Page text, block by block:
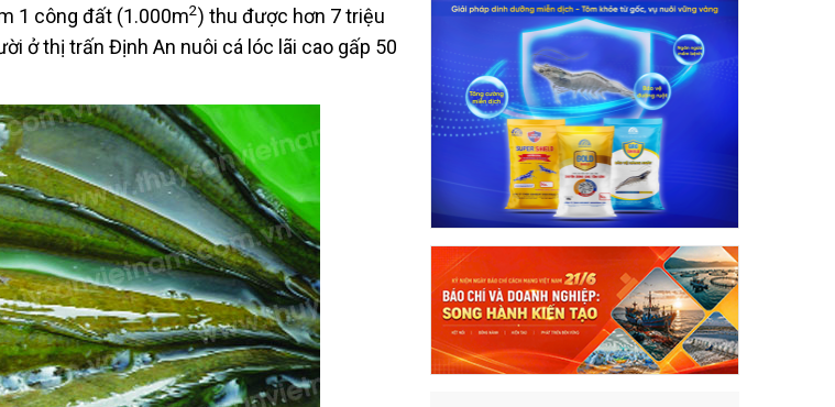
1 công đất (1.000m2) thu được hơn 7 triệu
ở thị trấn Định An nuôi cá lóc lãi cao gấp 50